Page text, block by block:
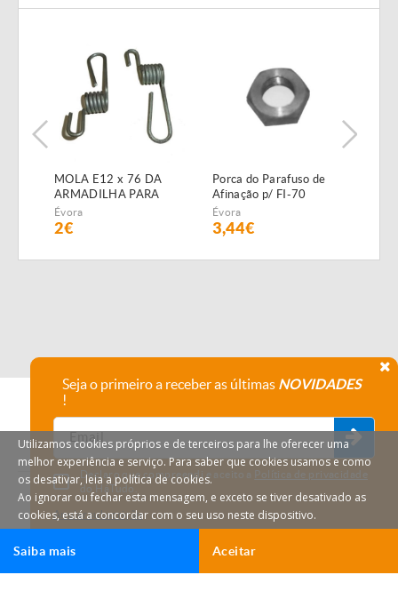
Ligar Email
MOLA E12 x 76 DA
ARMADILHA PARA
SEMEADOR
PNEUMÁTICO FIALHO
Évora
2€
Porca do Parafuso de
Afinação p/ FI-70
Évora
3,44€
HáTudo © 2026 Todos os direitos reservados.
Seja o primeiro a receber as últimas NOVIDADES
!
Declaro que compreendi e aceito a Política de privacidade
do HáTudo.
Anular subscrição
Utilizamos cookies próprios e de terceiros para lhe oferecer uma
melhor experiência e serviço. Para saber que cookies usamos e como
os desativar, leia a política de cookies.
Ao ignorar ou fechar esta mensagem, e exceto se tiver desativado as
cookies, está a concordar com o seu uso neste dispositivo.
Aceitar
Saiba mais